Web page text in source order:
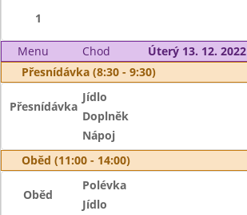
1
Menu Chod
Úterý 13. 12. 2022
Přesnídávka (8:30 - 9:30)
Přesnídávka
Jídlo
Doplněk
Nápoj
Oběd (11:00 - 14:00)
Oběd
Polévka
Jídlo